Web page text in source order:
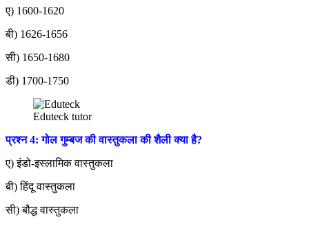
ए) 1600-1620
बी) 1626-1656
सी) 1650-1680
डी) 1700-1750
Eduteck tutor
प्रश्न 4: गोल गुम्बज की वास्तुकला की शैली क्या है?
ए) इंडो-इस्लामिक वास्तुकला
बी) हिंदू वास्तुकला
सी) बौद्ध वास्तुकला